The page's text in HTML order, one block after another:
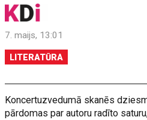
7. maijs, 13:01
LITERATŪRA
Koncertuzvedumā skanēs
pārdomas par autoru radīto